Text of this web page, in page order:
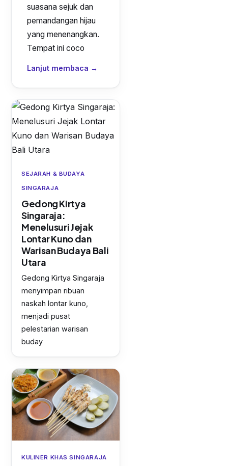
suasana sejuk dan
pemandangan hijau
yang menenangkan.
Tempat ini coco
Lanjut membaca →
SEJARAH & BUDAYA
SINGARAJA
Gedong Kirtya
Singaraja:
Menelusuri Jejak
Lontar Kuno dan
Warisan Budaya Bali
Utara
Gedong Kirtya Singaraja
menyimpan ribuan
naskah lontar kuno,
menjadi pusat
pelestarian warisan
buday
KULINER KHAS SINGARAJA